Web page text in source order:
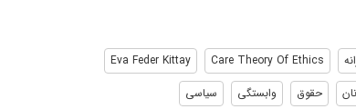
Care Theory Of Ethics
Eva Feder Kittay
حقوق وابستگی سیاسی